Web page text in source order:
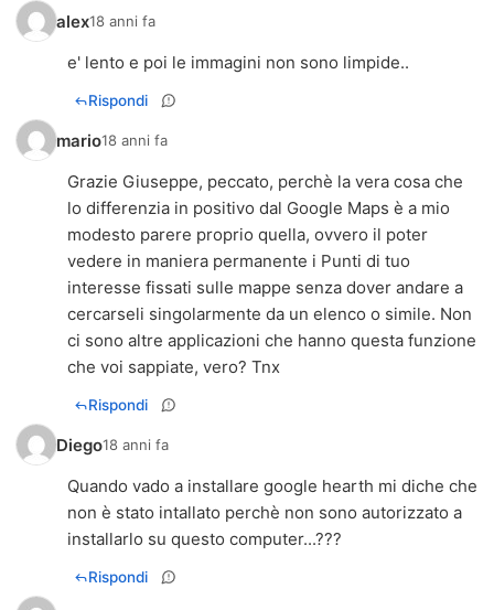
alex18 anni fa
e' lento e poi le immagini non sono limpide..
Rispondi
mario18 anni fa
Grazie Giuseppe, peccato, perchè la vera cosa che
lo differenzia in positivo dal Google Maps è a mio
modesto parere proprio quella, ovvero il poter
vedere in maniera permanente i Punti di tuo
interesse fissati sulle mappe senza dover andare a
cercarseli singolarmente da un elenco o simile. Non
ci sono altre applicazioni che hanno questa funzione
che voi sappiate, vero? Tnx
Rispondi
Diego18 anni fa
Quando vado a installare google hearth mi diche che
non è stato intallato perchè non sono autorizzato a
installarlo su questo computer...???
Rispondi